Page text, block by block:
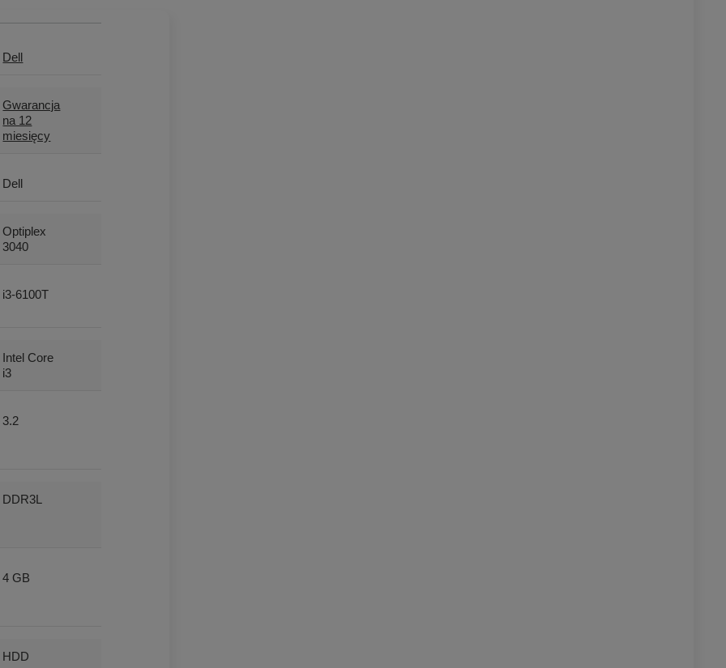
Dell
Gwarancja
na 12
miesięcy
Dell
Optiplex
3040
i3-6100T
Intel Core
i3
3.2
DDR3L
4 GB
HDD